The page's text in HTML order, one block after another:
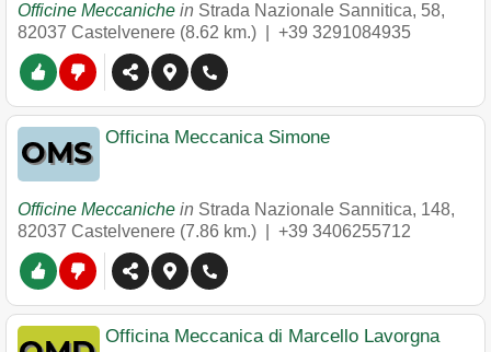
Officine Meccaniche in Strada Nazionale Sannitica, 58,
82037 Castelvenere (8.62 km.) | +39 3291084935
Officina Meccanica Simone
Officine Meccaniche in Strada Nazionale Sannitica, 148,
82037 Castelvenere (7.86 km.) | +39 3406255712
Officina Meccanica di Marcello Lavorgna